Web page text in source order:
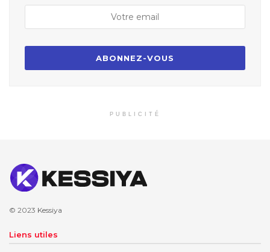
PUBLICITÉ
© 2023 Kessiya
Liens utiles